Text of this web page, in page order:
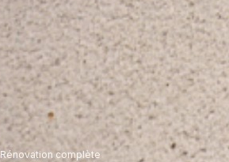
Rénovation complète